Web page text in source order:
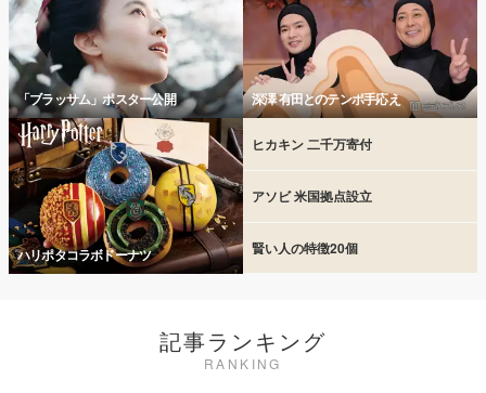
「ブラッサム」ポスター公開 深澤 有田とのテンポ手応え
ハリポタコラボドーナツ
ヒカキン 二千万寄付
アソビ 米国拠点設立
賢い人の特徴20個
記事ランキング
RANKING